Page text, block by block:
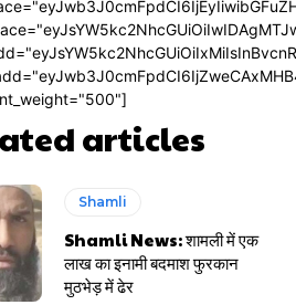
articles
Shamli
Shamli News: शामली में एक
लाख का इनामी बदमाश फुरकान
मुठभेड़ में ढेर